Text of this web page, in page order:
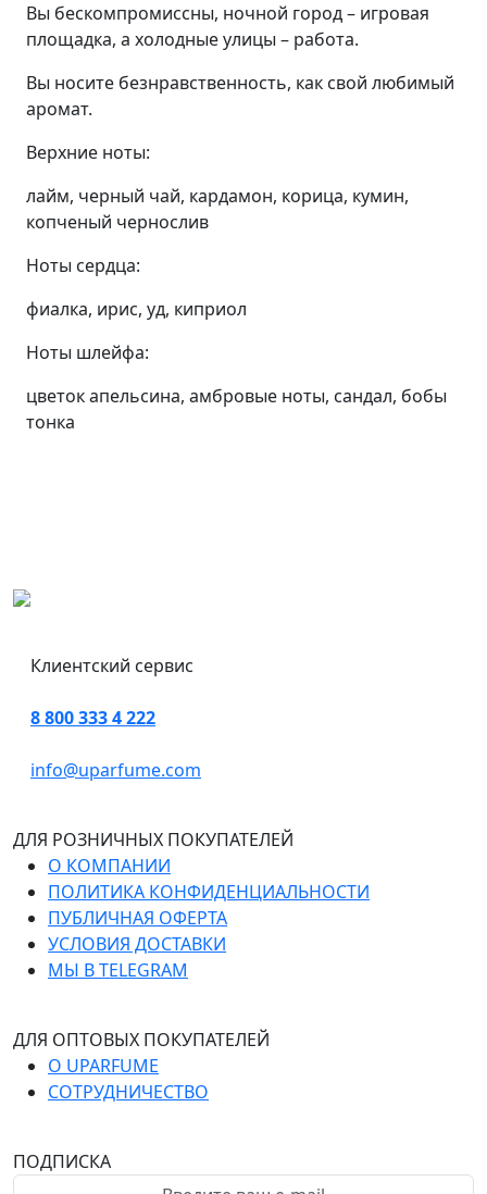
Вы бескомпромиссны, ночной город – игровая
площадка, а холодные улицы – работа.
Вы носите безнравственность, как свой любимый
аромат.
Верхние ноты:
лайм, черный чай, кардамон, корица, кумин,
копченый чернослив
Ноты сердца:
фиалка, ирис, уд, киприол
Ноты шлейфа:
цветок апельсина, амбровые ноты, сандал, бобы
тонка
Клиентский сервис
8 800 333 4 222
info@uparfume.com
ДЛЯ РОЗНИЧНЫХ ПОКУПАТЕЛЕЙ
О КОМПАНИИ
ПОЛИТИКА КОНФИДЕНЦИАЛЬНОСТИ
ПУБЛИЧНАЯ ОФЕРТА
УСЛОВИЯ ДОСТАВКИ
МЫ В TELEGRAM
ДЛЯ ОПТОВЫХ ПОКУПАТЕЛЕЙ
О UPARFUME
СОТРУДНИЧЕСТВО
ПОДПИСКА